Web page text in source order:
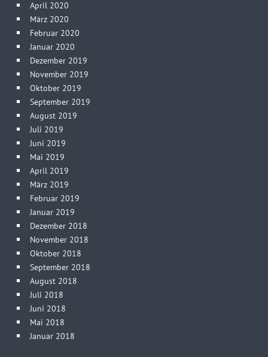
April 2020
März 2020
Februar 2020
Januar 2020
Dezember 2019
November 2019
Oktober 2019
September 2019
August 2019
Juli 2019
Juni 2019
Mai 2019
April 2019
März 2019
Februar 2019
Januar 2019
Dezember 2018
November 2018
Oktober 2018
September 2018
August 2018
Juli 2018
Juni 2018
Mai 2018
Januar 2018